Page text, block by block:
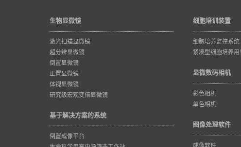
生物显微镜
激光扫描显微镜
超分辨显微镜
倒置显微镜
正置显微镜
体视显微镜
研究级宏观变倍显微镜
基于解决方案的系统
倒置成像平台
细胞培训装置
细胞培养监控系统
紧凑型细胞培养用
显微数码相机
彩色相机
单色相机
图像处理软件
成像软件